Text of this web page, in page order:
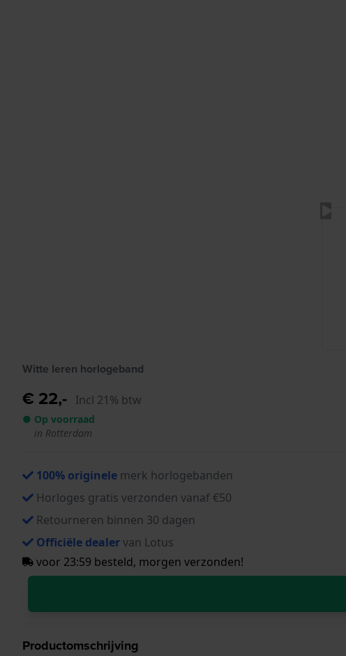
Witte leren horlogeband
€ 22,- Incl 21% btw
● Op voorraad
in Rotterdam
100% originele merk horlogebanden
Horloges gratis verzonden vanaf €50
Retourneren binnen 30 dagen
Officiële dealervan Lotus
voor 23:59 besteld, morgen verzonden!
Productomschrijving